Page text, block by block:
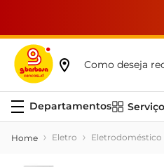
Como deseja
Eletro Eletrodoméstico